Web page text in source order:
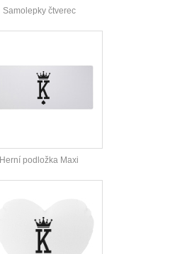
Samolepky čtverec
Herní podložka Maxi